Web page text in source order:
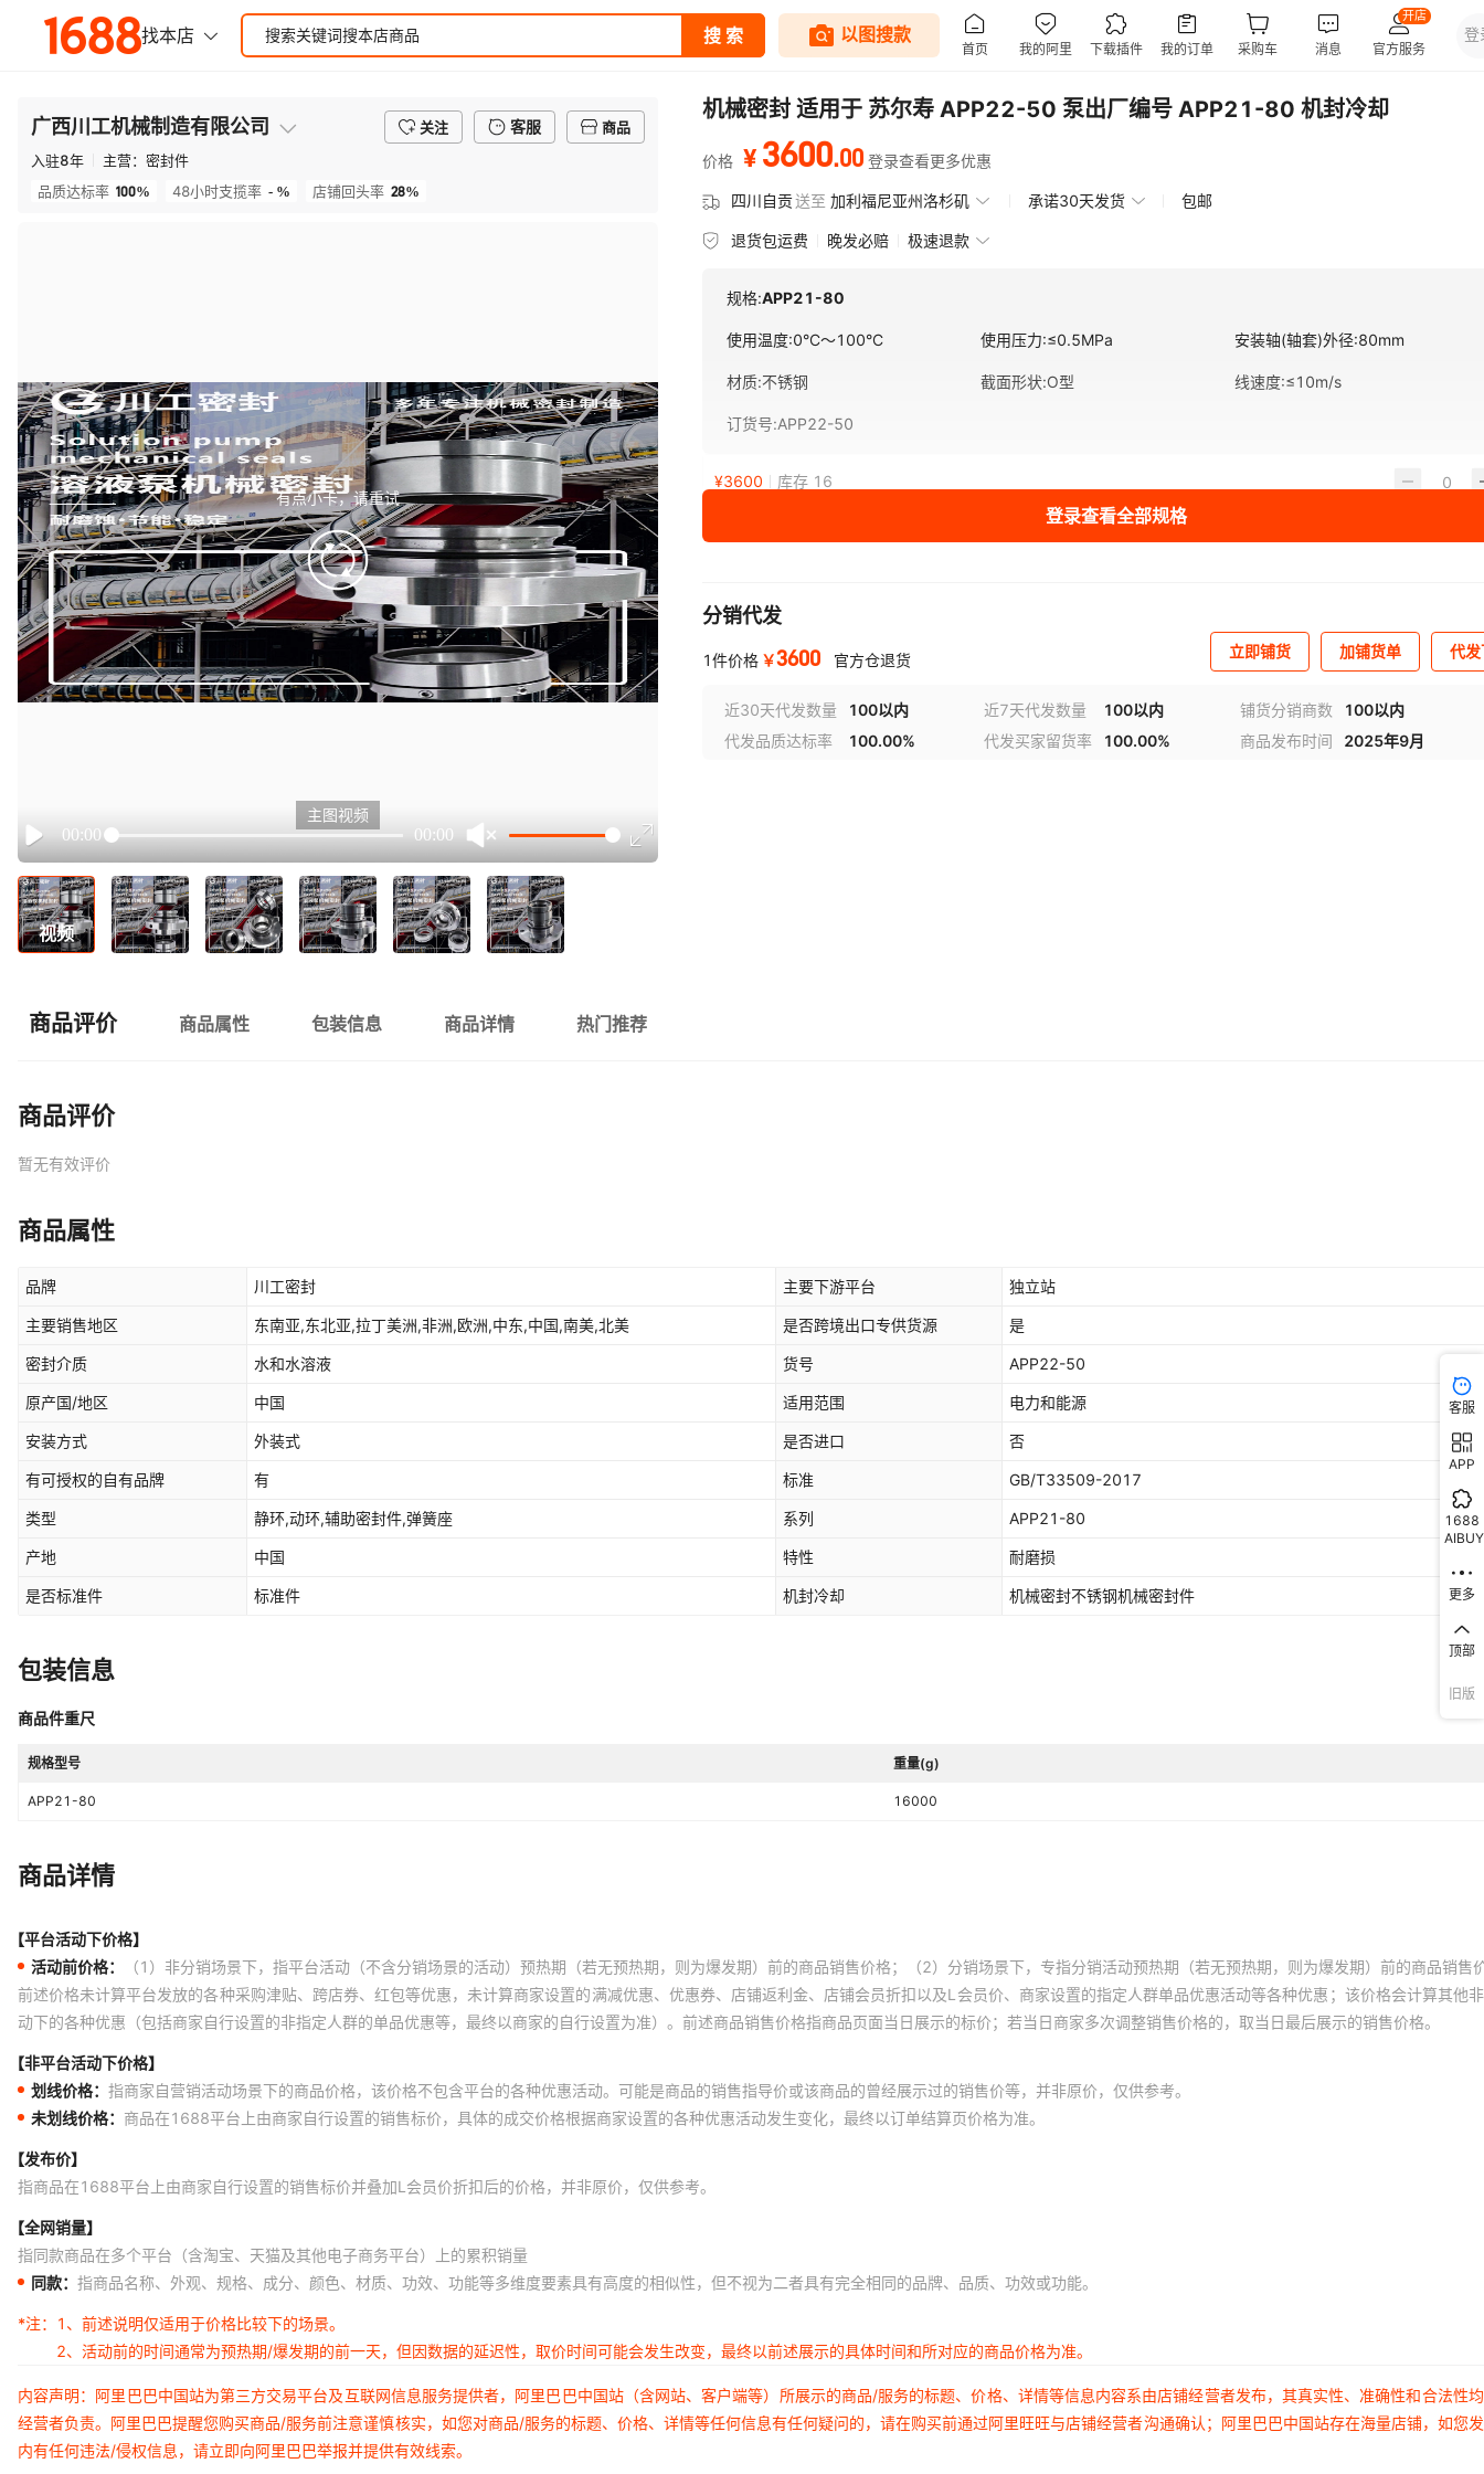
广西川工机械制造有限公司 关注 客服
商品
入驻8年 主营： 密封件
品质达标率 100% 48小时支揽率 - % 店铺回头率 28%
有点小卡，请重试
retry
Play
00:00 00:00
主图视频
视频
机械密封 适用于 苏尔寿 APP22-50 泵出厂编号 APP21-80 机封冷却
价格 ¥ 3600.00 登录查看更多优惠
四川自贡送至 加利福尼亚州洛杉矶 承诺30天发货 包邮
退货包运费 晚发必赔 极速退款
规格:APP21-80
使用温度:0°C～100°C 使用压力:≤0.5MPa 安装轴(轴套)外径:80mm
材质:不锈钢 截面形状:O型 线速度:≤10m/s
订货号:APP22-50
¥3600 库存 16
登录查看全部规格
分销代发
1件价格 ￥3600 官方仓退货 立即铺货 加铺货单 代
近30天代发数量 100以内 近7天代发数量 100以内 铺货分销商数
100以内
代发品质达标率
100.00% 代发买家留货率 100.00% 商品发布时间 2025年9月
商品评价 商品属性 包装信息 商品详情 热门推荐
商品评价
暂无有效评价
商品属性
品牌 川工密封 主要下游平台 独立站
主要销售地区 东南亚,东北亚,拉丁美洲,非洲,欧洲,中东,中国,南美,北美 是否跨境出口专供货源 是
密封介质 水和水溶液 货号 APP22-50
原产国/地区 中国 适用范围 电力和能源
安装方式 外装式 是否进口 否
有可授权的自有品牌 有 标准 GB/T33509-2017
类型 静环,动环,辅助密封件,弹簧座 系列 APP21-80
产地 中国 特性 耐磨损
是否标准件 标准件 机封冷却 机械密封不锈钢机械密封件
包装信息
商品件重尺
规格型号 重量(g)
APP21-80 16000
商品详情
【平台活动下价格】
活动前价格：
（1）非分销场景下，指平台活动（不含分销场景的活动）预热期（若无预热期，则为爆发期）前的商品销售价格；（2）分销场景下，专指分销活动预热期（若无预热期，则为爆发期）前的商品销售
前述价格未计算平台发放的各种采购津贴、跨店券、红包等优惠，未计算商家设置的满减优惠、优惠券、店铺返利金、店铺会员折扣以及L会员价、商家设置的指定人群单品优惠活动等各种优惠；该价格会计算其他
动下的各种优惠（包括商家自行设置的非指定人群的单品优惠等，最终以商家的自行设置为准）。前述商品销售价格指商品页面当日展示的标价；若当日商家多次调整销售价格的，取当日最后展示的销售价格。
【非平台活动下价格】
划线价格： 指商家自营销活动场景下的商品价格，该价格不包含平台的各种优惠活动。可能是商品的销售指导价或该商品的曾经展示过的销售价等，并非原价，仅供参考。
未划线价格： 商品在1688平台上由商家自行设置的销售标价，具体的成交价格根据商家设置的各种优惠活动发生变化，最终以订单结算页价格为准。
【发布价】
指商品在1688平台上由商家自行设置的销售标价并叠加L会员价折扣后的价格，并非原价，仅供参考。
【全网销量】
指同款商品在多个平台（含淘宝、天猫及其他电子商务平台）上的累积销量
同款： 指商品名称、外观、规格、成分、颜色、材质、功效、功能等多维度要素具有高度的相似性，但不视为二者具有完全相同的品牌、品质、功效或功能。
*注：
1、前述说明仅适用于价格比较下的场景。
2、活动前的时间通常为预热期/爆发期的前一天，但因数据的延迟性，取价时间可能会发生改变，最终以前述展示的具体时间和所对应的商品价格为准。
内容声明：阿里巴巴中国站为第三方交易平台及互联网信息服务提供者，阿里巴巴中国站（含网站、客户端等）所展示的商品/服务的标题、价格、详情等信息内容系由店铺经营者发布，其真实性、准确性和合法性
经营者负责。阿里巴巴提醒您购买商品/服务前注意谨慎核实，如您对商品/服务的标题、价格、详情等任何信息有任何疑问的，请在购买前通过阿里旺旺与店铺经营者沟通确认；阿里巴巴中国站存在海量店铺，如您
内有任何违法/侵权信息，请立即向阿里巴巴举报并提供有效线索。
客服
APP
1688
AIBUY
更多
顶部
旧版